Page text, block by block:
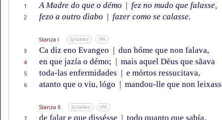
1 A Madre do que o démo | fez no mudo que falasse,
2 fezo a outro dïabo | fazer como se calasse.
Stanza I Syllables IPA
3 Ca diz eno Evangeo | dun hóme que non falava,
4 en que jazía o démo; | mais aquel Déus que sãava
5 toda-las enfermidades | e mórtos ressucitava,
6 atanto que o viu, lógo | mandou-lle que non
Stanza II Syllables IPA
7 de falar e que dissésse | todo quanto que sabía.